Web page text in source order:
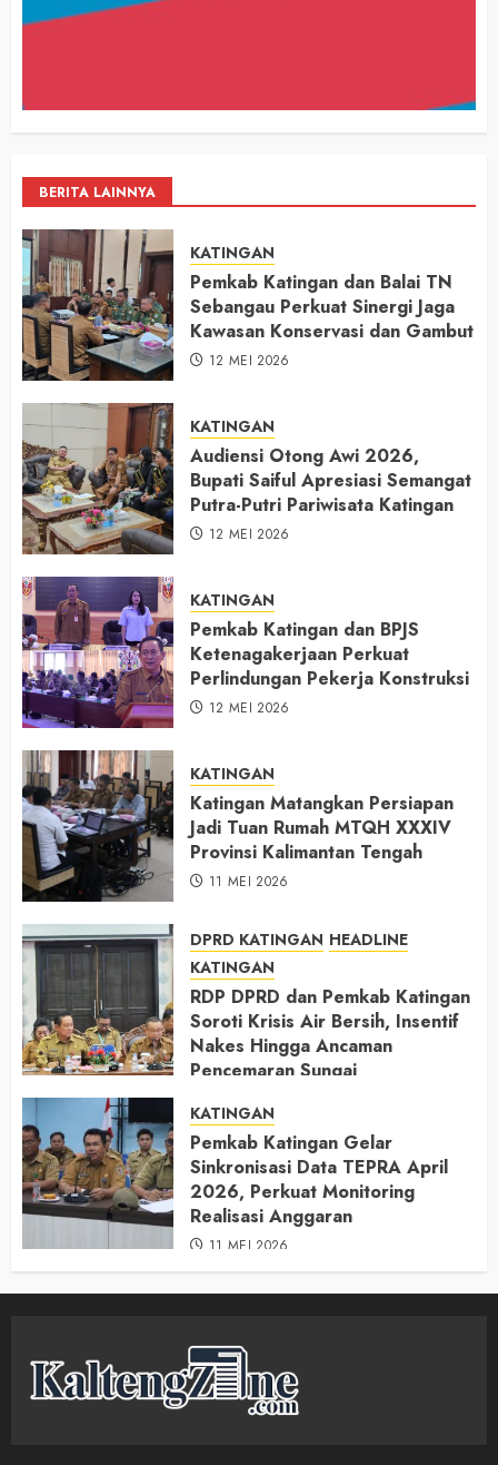
BERITA LAINNYA
KATINGAN
Pemkab Katingan dan Balai TN
Sebangau Perkuat Sinergi Jaga
Kawasan Konservasi dan Gambut
12 MEI 2026
KATINGAN
Audiensi Otong Awi 2026,
Bupati Saiful Apresiasi Semangat
Putra-Putri Pariwisata Katingan
12 MEI 2026
KATINGAN
Pemkab Katingan dan BPJS
Ketenagakerjaan Perkuat
Perlindungan Pekerja Konstruksi
12 MEI 2026
KATINGAN
Katingan Matangkan Persiapan
Jadi Tuan Rumah MTQH XXXIV
Provinsi Kalimantan Tengah
11 MEI 2026
DPRD KATINGAN HEADLINE
KATINGAN
RDP DPRD dan Pemkab Katingan
Soroti Krisis Air Bersih, Insentif
Nakes Hingga Ancaman
Pencemaran Sungai
KATINGAN
Pemkab Katingan Gelar
Sinkronisasi Data TEPRA April
2026, Perkuat Monitoring
Realisasi Anggaran
11 MEI 2026